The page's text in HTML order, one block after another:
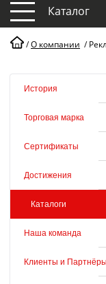
Каталог
/О компании /
История
Торговая марка
Сертификаты
Достижения
Каталоги
Наша команда
Клиенты и Партнёры